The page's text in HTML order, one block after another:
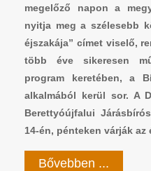
megelőző napon a
nyitja meg a szélesebb
éjszakája” címet viselő,
több éve sikeresen
program keretében, a
alkalmából kerül sor. A
Berettyóújfalui
14-én, pénteken várják az
Bővebben ...